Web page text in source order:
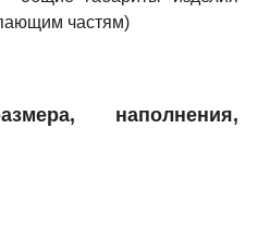
частям)
наполнения,